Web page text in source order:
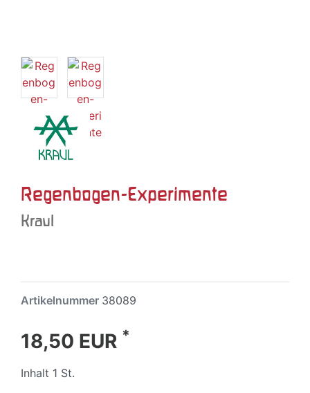
Regenbogen-Experimente
Kraul
Artikelnummer 38089
18,50 EUR *
Inhalt 1 St.